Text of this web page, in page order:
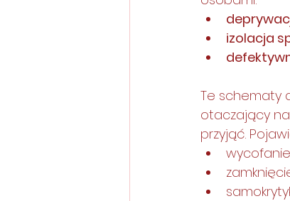
izolacja
Te schematy
otaczający
przyjąć.
wycofanie